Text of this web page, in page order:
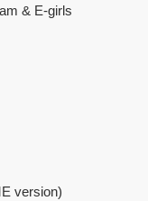
& E-girls
version)